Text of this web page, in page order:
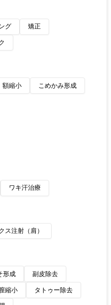
グ 矯正
額縮小 こめかみ形成
ワキ汗治療
ス注射（肩）
形成 副皮除去
縮小 タトゥー除去